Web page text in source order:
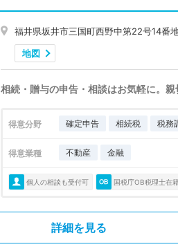
福井県坂井市三国町西野中第22号14番
地図
相続・贈与の申告・相談はお気軽に。親
得意分野 確定申告 相続税 税務
得意業種 不動産 金融
個人の相談も受付可 国税庁OB税理士在
詳細を見る